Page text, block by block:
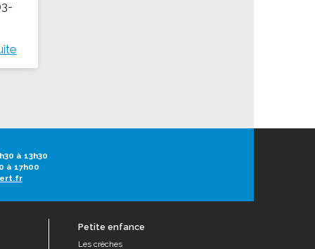
à 13h30
à 17h00
Petite enfance
Les crèches